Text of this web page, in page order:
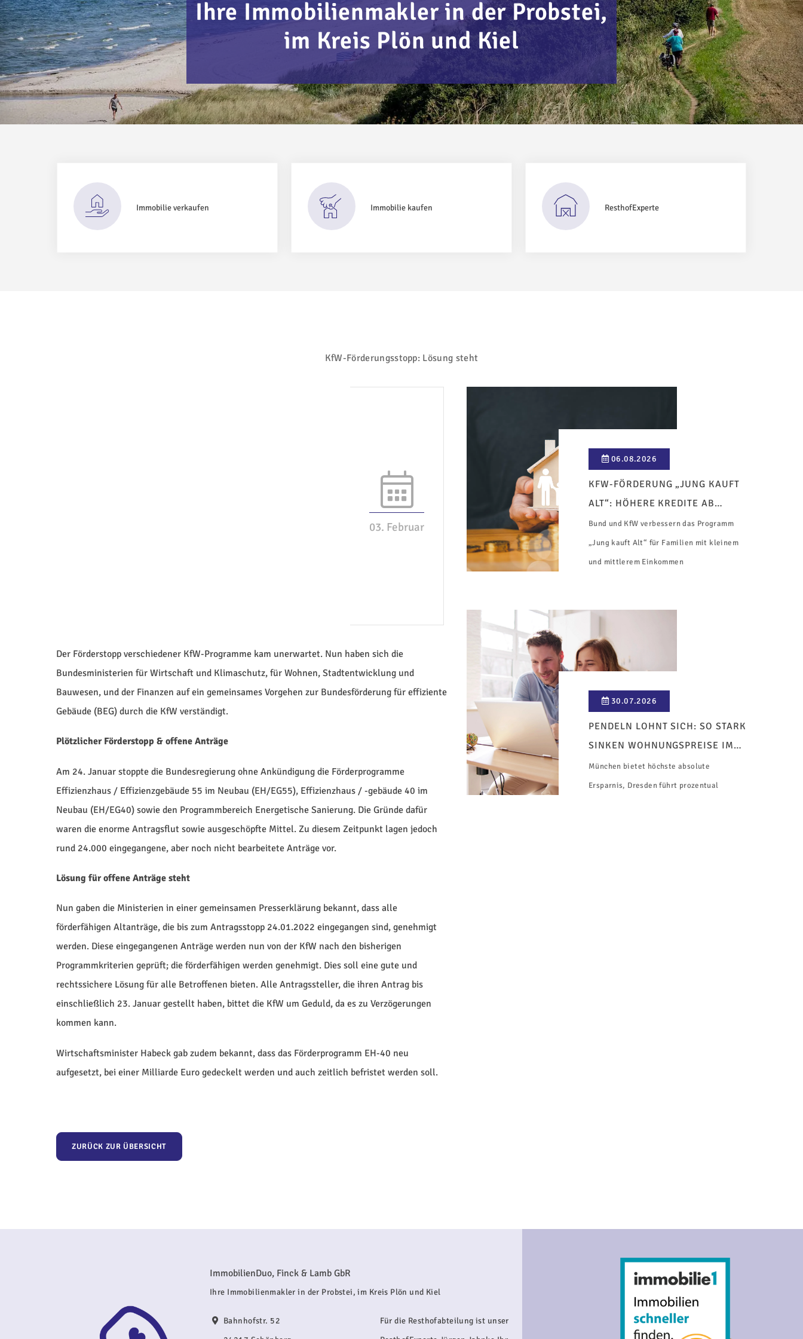
Ihre Immobilienmakler in der Probstei,
im Kreis Plön und Kiel
Immobilie verkaufen Immobilie kaufen ResthofExperte
KfW-Förderungsstopp: Lösung steht
03. Februar
Der Förderstopp verschiedener KfW-Programme kam unerwartet. Nun haben sich die
Bundesministerien für Wirtschaft und Klimaschutz, für Wohnen, Stadtentwicklung und
Bauwesen, und der Finanzen auf ein gemeinsames Vorgehen zur Bundesförderung für effiziente
Gebäude (BEG) durch die KfW verständigt.
Plötzlicher Förderstopp & offene Anträge
Am 24. Januar stoppte die Bundesregierung ohne Ankündigung die Förderprogramme
Effizienzhaus / Effizienzgebäude 55 im Neubau (EH/EG55), Effizienzhaus / -gebäude 40 im
Neubau (EH/EG40) sowie den Programmbereich Energetische Sanierung. Die Gründe dafür
waren die enorme Antragsflut sowie ausgeschöpfte Mittel. Zu diesem Zeitpunkt lagen jedoch
rund 24.000 eingegangene, aber noch nicht bearbeitete Anträge vor.
Lösung für offene Anträge steht
Nun gaben die Ministerien in einer gemeinsamen Presserklärung bekannt, dass alle
förderfähigen Altanträge, die bis zum Antragsstopp 24.01.2022 eingegangen sind, genehmigt
werden. Diese eingegangenen Anträge werden nun von der KfW nach den bisherigen
Programmkriterien geprüft; die förderfähigen werden genehmigt. Dies soll eine gute und
rechtssichere Lösung für alle Betroffenen bieten. Alle Antragssteller, die ihren Antrag bis
einschließlich 23. Januar gestellt haben, bittet die KfW um Geduld, da es zu Verzögerungen
kommen kann.
Wirtschaftsminister Habeck gab zudem bekannt, dass das Förderprogramm EH-40 neu
aufgesetzt, bei einer Milliarde Euro gedeckelt werden und auch zeitlich befristet werden soll.
ZURÜCK ZUR ÜBERSICHT
06.08.2026
KFW-FÖRDERUNG „JUNG KAUFT
ALT“: HÖHERE KREDITE AB
AUGUST 2026
Bund und KfW verbessern das Programm
„Jung kauft Alt“ für Familien mit kleinem
und mittlerem Einkommen
30.07.2026
PENDELN LOHNT SICH: SO STARK
SINKEN WOHNUNGSPREISE IM
UMLAND
München bietet höchste absolute
Ersparnis, Dresden führt prozentual
ImmobilienDuo, Finck & Lamb GbR
Ihre Immobilienmakler in der Probstei, im Kreis Plön und Kiel
Bahnhofstr. 52
Für die Resthofabteilung ist unser